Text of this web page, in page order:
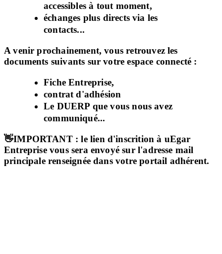
accessibles à tout moment,
échanges plus directs via les
contacts...
A venir prochainement, vous retrouvez les
documents suivants sur votre espace connecté :
Fiche Entreprise,
contrat d'adhésion
Le DUERP que vous nous avez
communiqué...
👋IMPORTANT: le lien d'inscrition à uEgar
Entreprise vous sera envoyé sur l'adresse mail
principale renseignée dans votre portail adhérent.